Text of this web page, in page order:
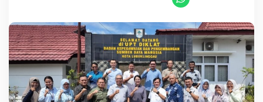
P
e
m
b
a
n
g
u